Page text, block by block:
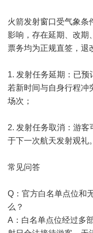
火箭发射窗口受气象条
影响，存在延期、改期
票务均为正规直签，退
1. 发射任务延期：已预
若新时间与自身行程冲
场次；
2. 发射任务取消：游客
于下一次航天发射观礼。
常见问答
Q：官方白名单点位和
么？
A：白名单点位经过多